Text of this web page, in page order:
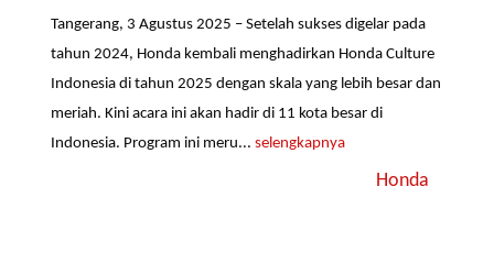
Tangerang, 3 Agustus 2025 – Setelah sukses digelar pada
tahun 2024, Honda kembali menghadirkan Honda Culture
Indonesia di tahun 2025 dengan skala yang lebih besar dan
meriah. Kini acara ini akan hadir di 11 kota besar di
Indonesia. Program ini meru...selengkapnya
Honda